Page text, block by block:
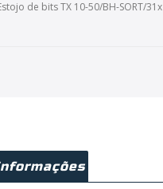
de bits TX 10-50/BH-SORT/31x